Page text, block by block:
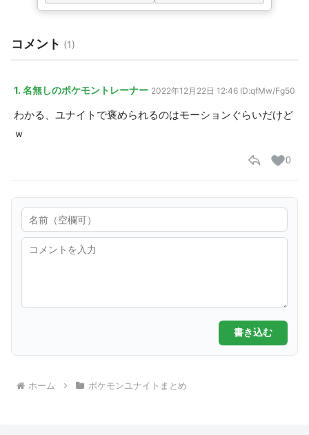
コメント (1)
1. 名無しのポケモントレーナー 2022年12月22日 12:46 ID:qfMw/Fg50
わかる、ユナイトで褒められるのはモーションぐらいだけど
ｗ
0
書き込む
ホーム ポケモンユナイトまとめ